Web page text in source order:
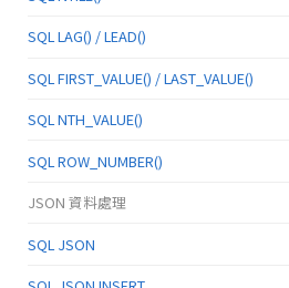
SQL LAG() / LEAD()
SQL FIRST_VALUE() / LAST_VALUE()
SQL NTH_VALUE()
SQL ROW_NUMBER()
JSON 資料處理
SQL JSON